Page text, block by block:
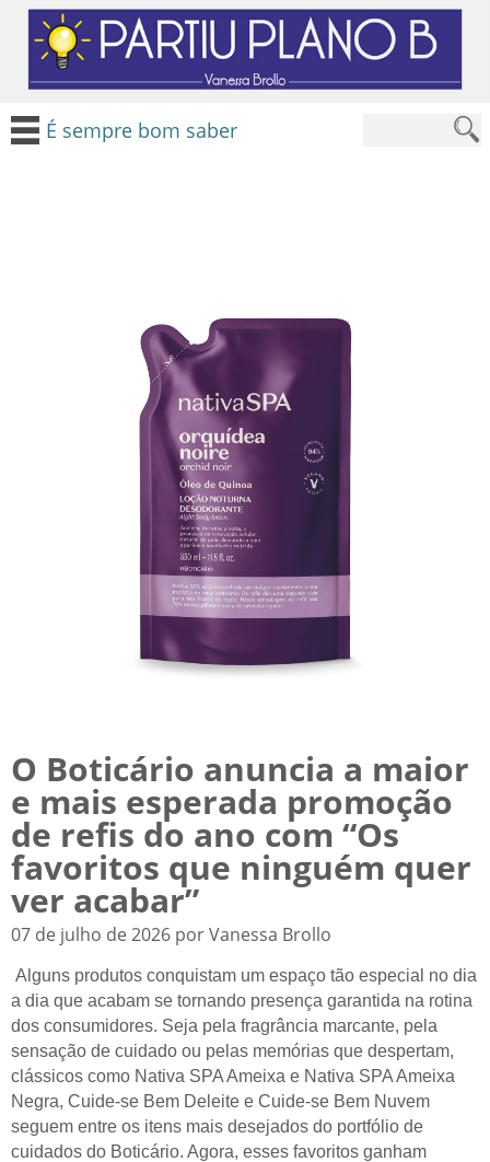
É sempre bom saber
O Boticário anuncia a maior
e mais esperada promoção
de refis do ano com “Os
favoritos que ninguém quer
ver acabar”
07 de julho de 2026 por Vanessa Brollo
Alguns produtos conquistam um espaço tão especial no dia
a dia que acabam se tornando presença garantida na rotina
dos consumidores. Seja pela fragrância marcante, pela
sensação de cuidado ou pelas memórias que despertam,
clássicos como Nativa SPA Ameixa e Nativa SPA Ameixa
Negra, Cuide-se Bem Deleite e Cuide-se Bem Nuvem
seguem entre os itens mais desejados do portfólio de
cuidados do Boticário. Agora, esses favoritos ganham